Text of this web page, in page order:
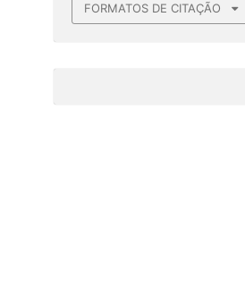
FORMATOS DE CITAÇÃO